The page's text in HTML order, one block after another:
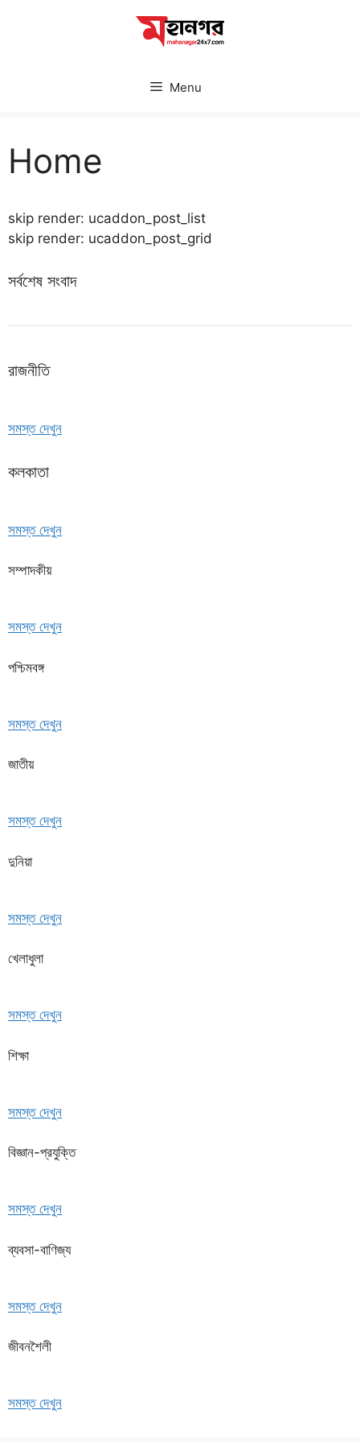
Menu
Home
skip render: ucaddon_post_list
skip render: ucaddon_post_grid
সর্বশেষ সংবাদ
রাজনীতি
সমস্ত দেখুন
কলকাতা
সমস্ত দেখুন
সম্পাদকীয়
সমস্ত দেখুন
পশ্চিমবঙ্গ
সমস্ত দেখুন
জাতীয়
সমস্ত দেখুন
দুনিয়া
সমস্ত দেখুন
খেলাধুলা
সমস্ত দেখুন
শিক্ষা
সমস্ত দেখুন
বিজ্ঞান-প্রযুক্তি
সমস্ত দেখুন
ব্যবসা-বাণিজ্য
সমস্ত দেখুন
জীবনশৈলী
সমস্ত দেখুন